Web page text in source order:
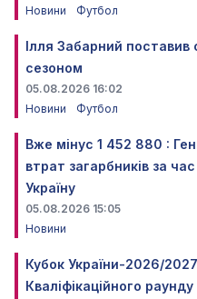
Новини
Футбол
Ілля Забарний поставив
сезоном
05.08.2026 16:02
Новини
Футбол
Вже мінус 1 452 880 :
втрат загарбників за
Україну
05.08.2026 15:05
Новини
Кубок України-2026/
Кваліфікаційного раунду